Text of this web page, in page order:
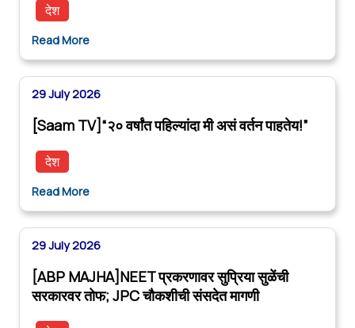
देश
Read More
29 July 2026
[Saam TV]“२० वर्षांत पहिल्यांदा मी असं वर्तन पाहतेय!”
देश
Read More
29 July 2026
[ABP MAJHA]NEET प्रकरणावर सुप्रिया सुळेंची
सरकारवर तोफ; JPC चौकशीची संसदेत मागणी